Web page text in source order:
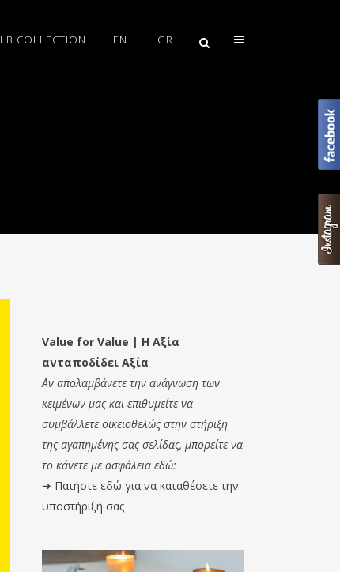
LB COLLECTION EN GR
Value for Value | Η Αξία
ανταποδίδει Αξία
Αν απολαμβάνετε την ανάγνωση των
κειμένων μας και επιθυμείτε να
συμβάλλετε οικειοθελώς στην στήριξη
της αγαπημένης σας σελίδας, μπορείτε να
το κάνετε με ασφάλεια εδώ:
➔ Πατήστε εδώ για να καταθέσετε την
υποστήριξή σας